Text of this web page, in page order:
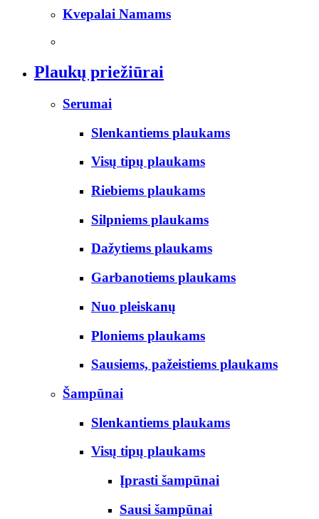
Kvepalai Namams
Plaukų priežiūrai
Serumai
Slenkantiems plaukams
Visų tipų plaukams
Riebiems plaukams
Silpniems plaukams
Dažytiems plaukams
Garbanotiems plaukams
Nuo pleiskanų
Ploniems plaukams
Sausiems, pažeistiems plaukams
Šampūnai
Slenkantiems plaukams
Visų tipų plaukams
Įprasti šampūnai
Sausi šampūnai